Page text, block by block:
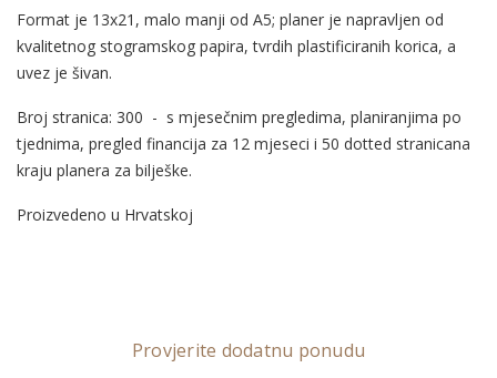
Format je 13x21, malo manji od A5; planer je napravljen od
kvalitetnog stogramskog papira, tvrdih plastificiranih korica, a
uvez je šivan.
Broj stranica: 300 - s mjesečnim pregledima, planiranjima po
tjednima, pregled financija za 12 mjeseci i 50 dotted stranicana
kraju planera za bilješke.
Proizvedeno u Hrvatskoj
Provjerite dodatnu ponudu